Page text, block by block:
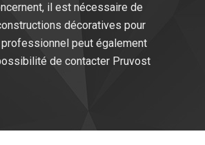
il est nécessaire de
décoratives pour
peut également
de contacter Pruvost